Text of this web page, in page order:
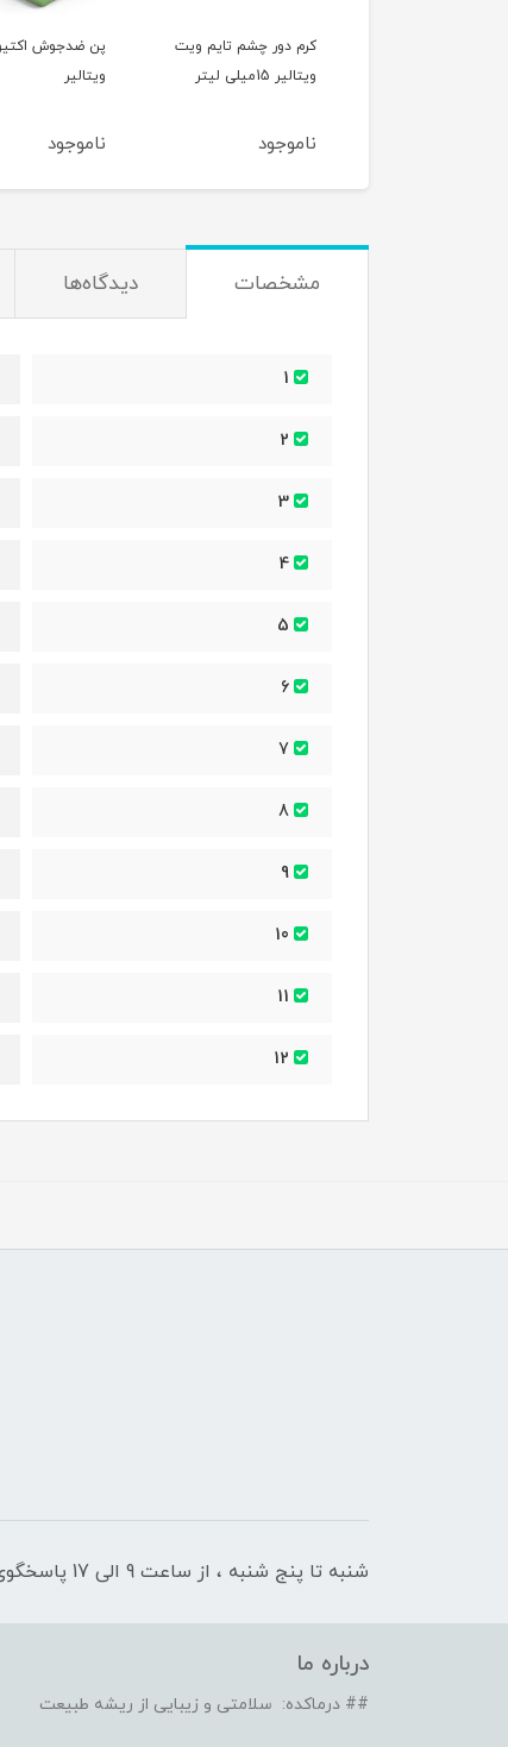
کرم دور چشم تایم ویت
ویتالیر 15میلی لیتر
ناموجود
پن ضدجوش
ویتالیر
ناموجود
مشخصات دیدگاه‌ها
شنبه تا پنج شنبه ، از ساعت 9 الی 17 پاسخگوی شما هستیم
درباره ما
## درماکده: سلامتی و زیبایی از ریشه طبیعت